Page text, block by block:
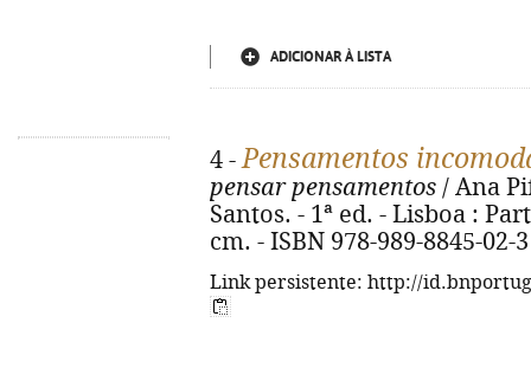
ADICIONAR À LISTA
4 -Pensamentos
pensar pensamentos / Ana
Santos. - 1ª ed. - Lisboa :
cm. - ISBN 978-989-8845-02-3
Link persistente: http://